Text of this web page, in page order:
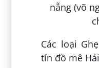
Các loại
tín đồ mê